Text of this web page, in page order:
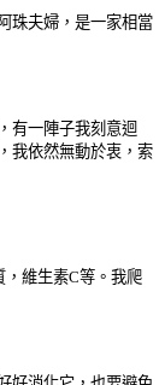
珠夫婦，是一家相當
有一陣子我刻意迴
我依然無動於衷，索
維生素C等。我爬